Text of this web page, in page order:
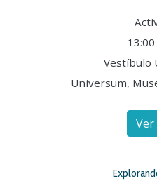
Vestíbulo
Universum,
Ver